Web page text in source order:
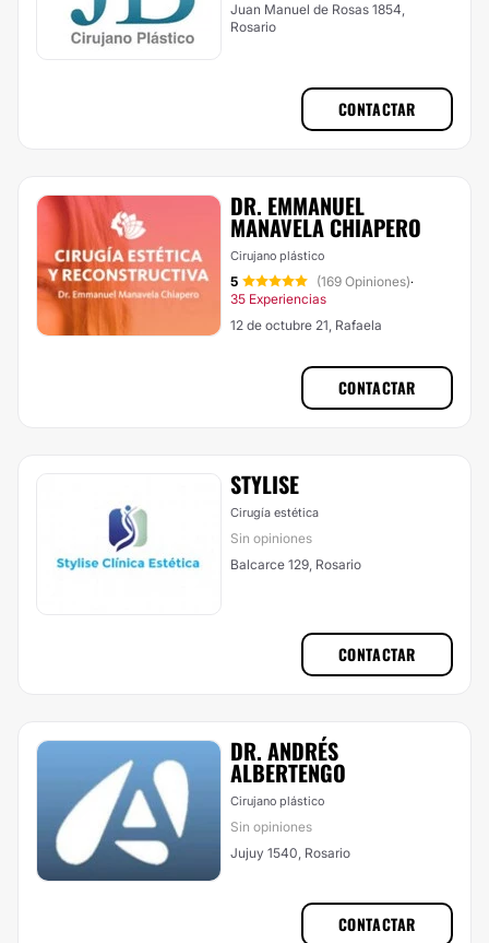
Juan Manuel de Rosas 1854,
Rosario
CONTACTAR
DR. EMMANUEL
MANAVELA CHIAPERO
Cirujano plástico
5 (169 Opiniones)·
35 Experiencias
12 de octubre 21, Rafaela
CONTACTAR
STYLISE
Cirugía estética
Sin opiniones
Balcarce 129, Rosario
CONTACTAR
DR. ANDRÉS
ALBERTENGO
Cirujano plástico
Sin opiniones
Jujuy 1540, Rosario
CONTACTAR